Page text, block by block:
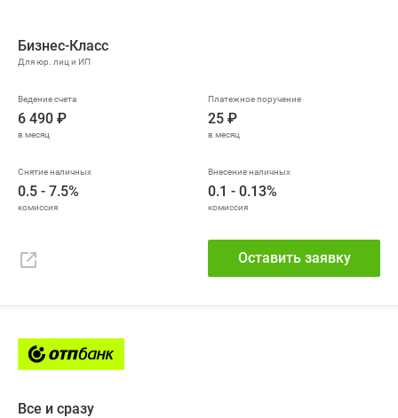
Бизнес-Класс
6 490 ₽ 25 ₽
0.5 - 7.5% 0.1 - 0.13%
Оставить заявку
Все и сразу